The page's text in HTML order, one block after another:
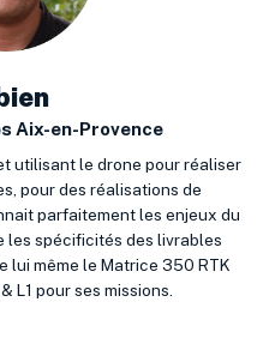
Aix-en-Provence
utilisant le drone pour réaliser
pour des réalisations de
parfaitement les enjeux du
les spécificités des livrables
lui même le Matrice 350 RTK
L1 pour ses missions.